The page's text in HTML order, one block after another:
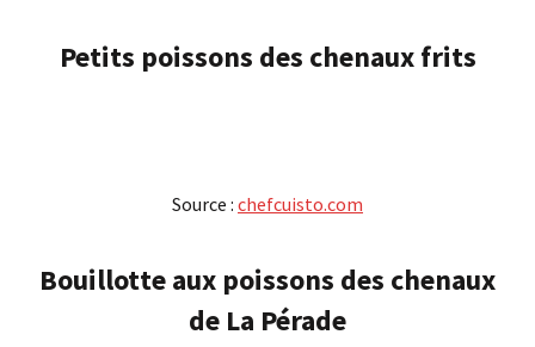
Petits poissons des chenaux frits
Source : chefcuisto.com
Bouillotte aux poissons des chenaux
de La Pérade